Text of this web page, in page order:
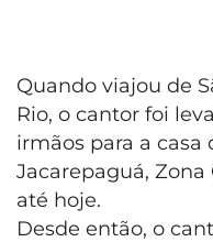
Quando viajou de
Rio, o cantor foi
irmãos para a casa
Jacarepaguá, Zona
até hoje.
Desde então, o